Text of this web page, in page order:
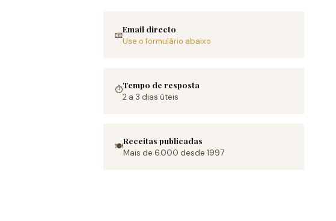
📧
Email directo
Use o formulário abaixo
⏱️Tempo de resposta
2 a 3 dias úteis
🍽️Receitas publicadas
Mais de 6.000 desde 1997